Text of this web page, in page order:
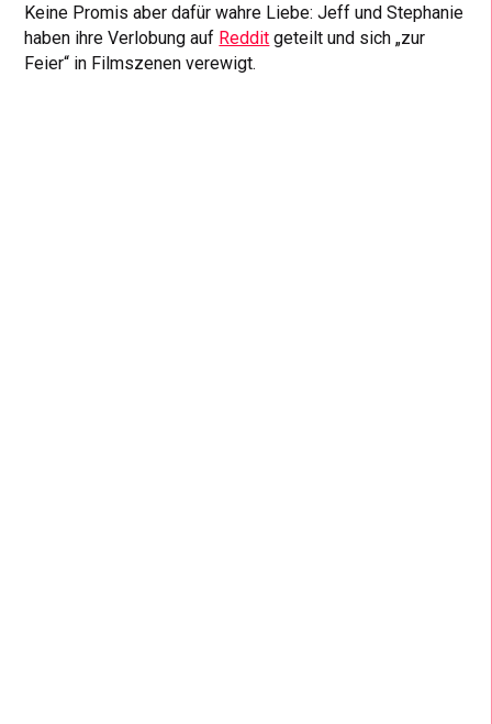
Keine Promis aber dafür wahre Liebe: Jeff und Stephanie
haben ihre Verlobung auf Reddit geteilt und sich „zur
Feier“ in Filmszenen verewigt.